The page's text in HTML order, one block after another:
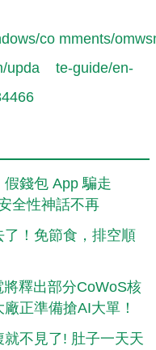
co mments/
upda te-guide/en-
錢包 App 騙走
全性神話不再
！免節食，排空順
釋出部分CoWoS核
正準備搶AI大單！
不見了! 肚子一天天